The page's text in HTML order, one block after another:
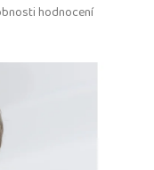
hodnocení